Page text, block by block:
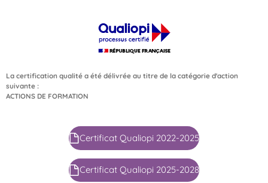
La certification qualité a été délivrée au titre de la catégorie d'action
suivante :
ACTIONS DE FORMATION
Certificat Qualiopi 2022-2025
Certificat Qualiopi 2025-2028